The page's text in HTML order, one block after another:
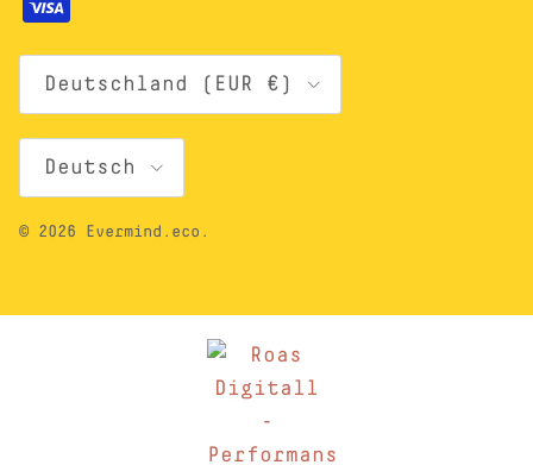
Deutschland (EUR €)
Deutsch
© 2026 Evermind.eco .